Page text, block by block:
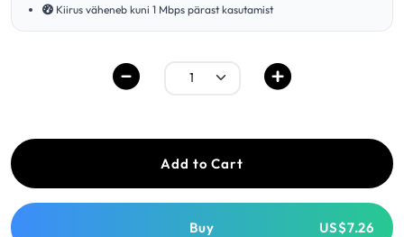
Kiirus väheneb kuni 1 Mbps pärast kasutamist
Add to Cart
Buy US$7.26